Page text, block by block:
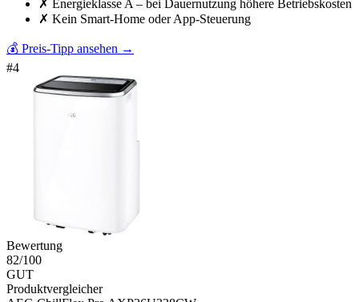
✗ Energieklasse A – bei Dauernutzung höhere Betriebskosten
✗ Kein Smart-Home oder App-Steuerung
💰 Preis-Tipp ansehen →
#4
Bewertung
82/100
GUT
Produktvergleicher